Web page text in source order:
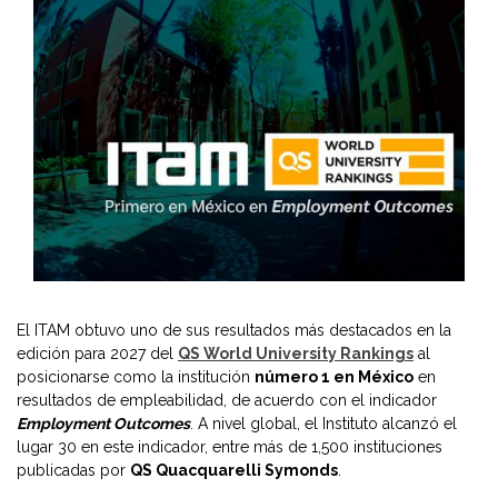
El ITAM obtuvo uno de sus resultados más destacados en la
edición para 2027 del QS World University Rankings al
posicionarse como la institución número 1 en México en
resultados de empleabilidad, de acuerdo con el indicador
Employment Outcomes. A nivel global, el Instituto alcanzó el
lugar 30 en este indicador, entre más de 1,500 instituciones
publicadas por QS Quacquarelli Symonds.